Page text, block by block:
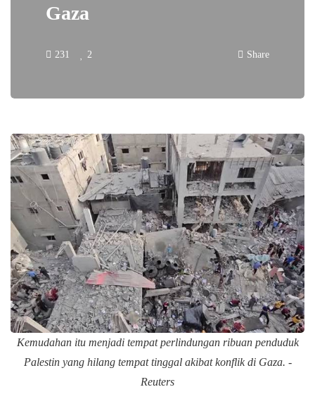
Gaza
231 2 Share
Kemudahan itu menjadi tempat perlindungan ribuan penduduk
Palestin yang hilang tempat tinggal akibat konflik di Gaza. -
Reuters